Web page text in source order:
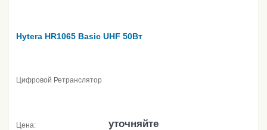
Hytera HR1065 Basic UHF 50Вт
Цифровой Ретранслятор
Цена: уточняйте